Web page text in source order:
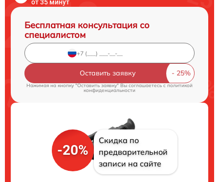
от 35 минут
Бесплатная консультация со
специалистом
Оставить заявку
Нажимая на кнопку "Оставить заявку" Вы соглашаетесь c политикой
конфиденциальности
-20%
Скидка по
предварительной
записи на сайте